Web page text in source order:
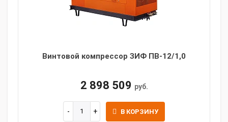
Винтовой компрессор ЗИФ ПВ-12/1,0
2 898 509 руб.
В КОРЗИНУ